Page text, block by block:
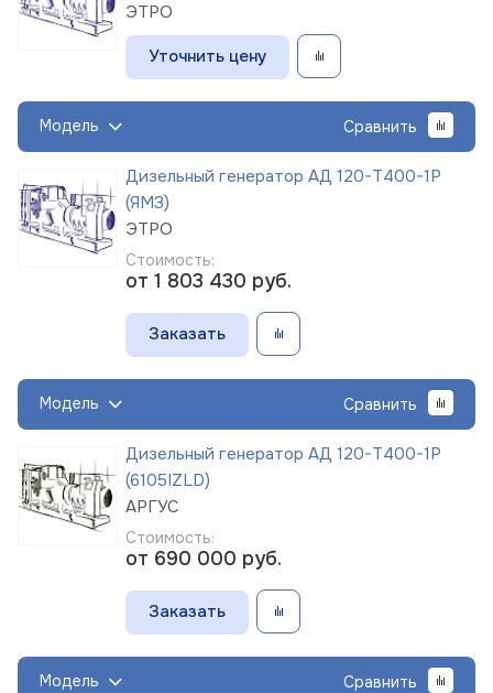
ЭТРО
Уточнить цену
Модель Сравнить
Дизельный генератор АД 120-Т400-1Р
(ЯМЗ)
ЭТРО
Стоимость:
от 1 803 430 руб.
Заказать
Модель Сравнить
Дизельный генератор АД 120-Т400-1Р
(6105IZLD)
АРГУС
Стоимость:
от 690 000 руб.
Заказать
Модель Сравнить